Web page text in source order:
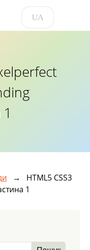
UA
→ HTML5 CSS3
1